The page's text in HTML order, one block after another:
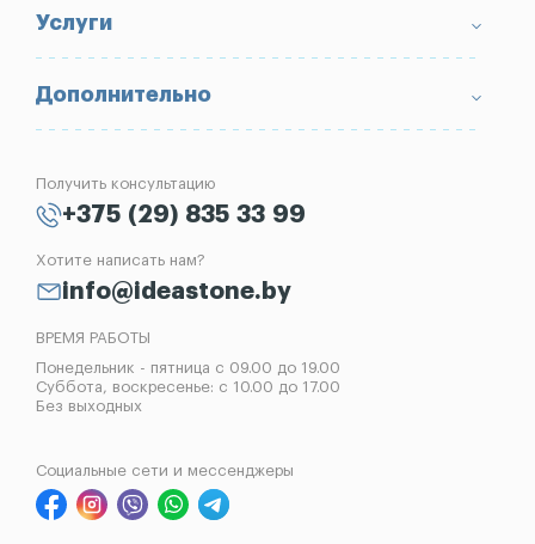
Условия возврата товара
Портфолио
Вопрос-Ответ
Блог
Контакты
Памятники
Ограды
Надгробные плиты
Вазы
Услуги
Благоустройство могил
Изготовление памятников
Рассрочка на памятник
Демонтаж памятников
Дополнительно
Получить консультацию
+375 (29) 835 33 99
Хотите написать нам?
info@ideastone.by
ВРЕМЯ РАБОТЫ
Понедельник - пятница с 09.00 до 19.00
Суббота, воскресенье: с 10.00 до 17.00
Без выходных
Социальные сети и мессенджеры